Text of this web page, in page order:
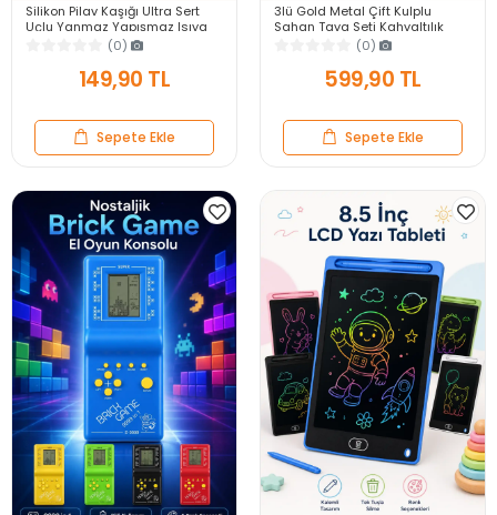
Silikon Pilav Kaşığı Ultra Sert
Uçlu Yanmaz Yapışmaz Isıya
Dayanıklı Kırmızı Servis Yemek
(0)
149,90 TL
Sepete Ekle
3lü Gold Metal Çift Kulplu
Sahan Tava Seti Kahvaltılık
Meze Menemen Mutfak Sofra
Sunum Kabı Seti
(0)
599,90 TL
Sepete Ekle